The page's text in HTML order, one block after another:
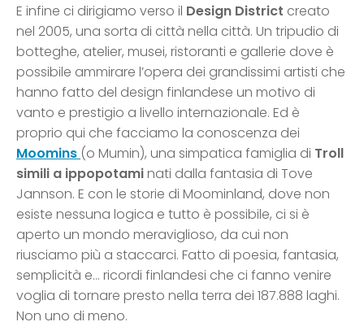
E infine ci dirigiamo verso il Design District creato
nel 2005, una sorta di città nella città. Un tripudio di
botteghe, atelier, musei, ristoranti e gallerie dove è
possibile ammirare l’opera dei grandissimi artisti che
hanno fatto del design finlandese un motivo di
vanto e prestigio a livello internazionale. Ed è
proprio qui che facciamo la conoscenza dei
Moomins (o Mumin), una simpatica famiglia di Troll
simili a ippopotaminati dalla fantasia di Tove
Jannson. E con le storie di Moominland, dove non
esiste nessuna logica e tutto è possibile, ci si è
aperto un mondo meraviglioso, da cui non
riusciamo più a staccarci. Fatto di poesia, fantasia,
semplicità e… ricordi finlandesi che ci fanno venire
voglia di tornare presto nella terra dei 187.888 laghi.
Non uno di meno.